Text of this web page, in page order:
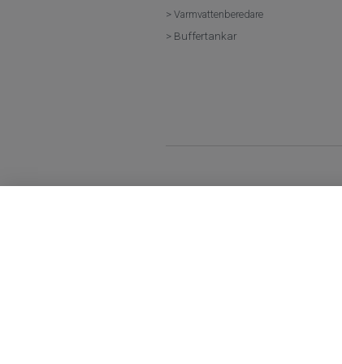
> Varmvattenberedare
> Buffertankar